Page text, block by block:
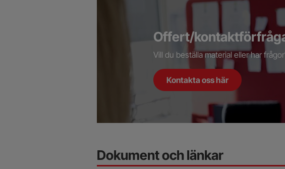
Offert/
Vill du beställa material eller har
Kontakta oss här
Dokument och länkar